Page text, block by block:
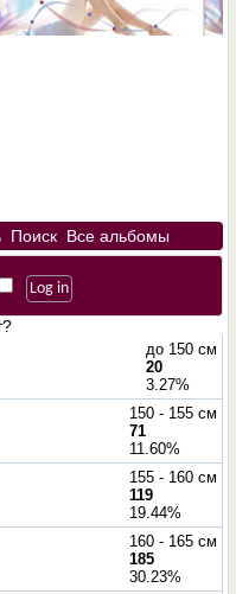
Поиск Все альбомы
до 150 см
20
3.27%
150 - 155 см
71
11.60%
155 - 160 см
119
19.44%
160 - 165 см
185
30.23%